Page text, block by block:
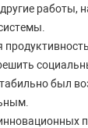
работы,
был